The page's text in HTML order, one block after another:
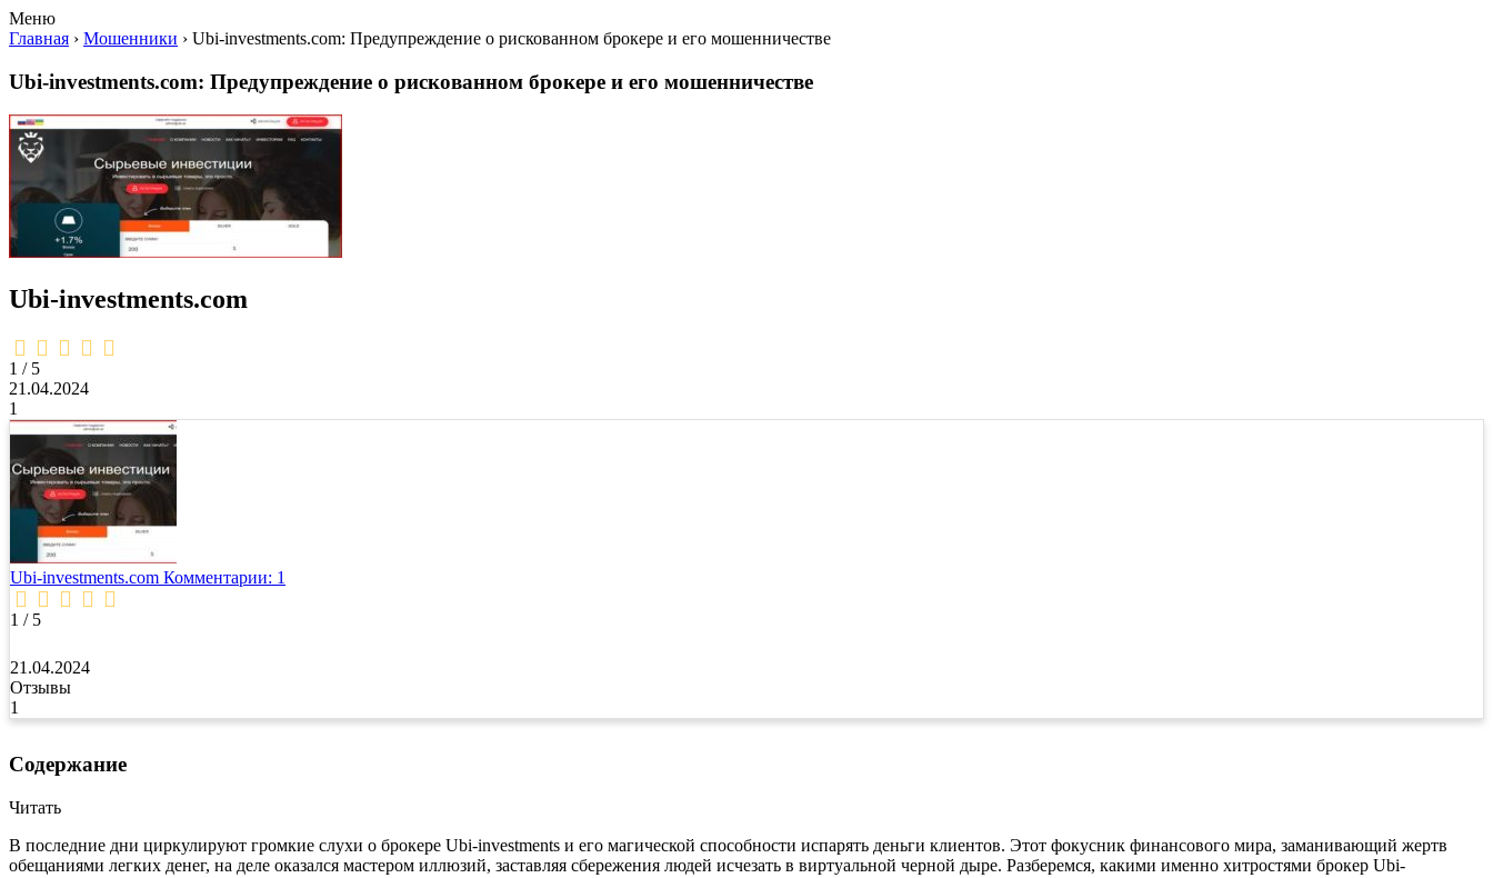
Меню
Главная › Мошенники › Ubi-investments.com: Предупреждение о рискованном брокере и его мошенничестве
Ubi-investments.com: Предупреждение о рискованном брокере и его мошенничестве
Ubi-investments.com
1,0
rating
1 / 5
21.04.2024
1
Ubi-investments.com Комментарии: 1
1 / 5
21.04.2024
Отзывы
1
Содержание
Читать
В последние дни циркулируют громкие слухи о брокере Ubi-investments и его магической способности испарять деньги клиентов. Этот фокусник финансового мира, заманивающий жертв
обещаниями легких денег, на деле оказался мастером иллюзий, заставляя сбережения людей исчезать в виртуальной черной дыре. Разберемся, какими именно хитростями брокер Ubi-